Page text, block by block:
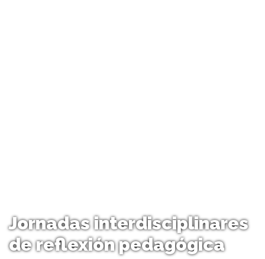
Jornadas interdisciplinares
de reflexión pedagógica